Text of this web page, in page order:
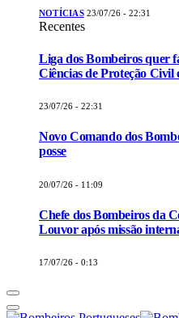
NOTÍCIAS 23/07/26 - 22:31
Recentes
Liga dos Bombeiros quer
Ciências de Proteção Civil
23/07/26 - 22:31
Novo Comando dos
posse
20/07/26 - 11:09
Chefe dos Bombeiros da
Louvor após missão
17/07/26 - 0:13